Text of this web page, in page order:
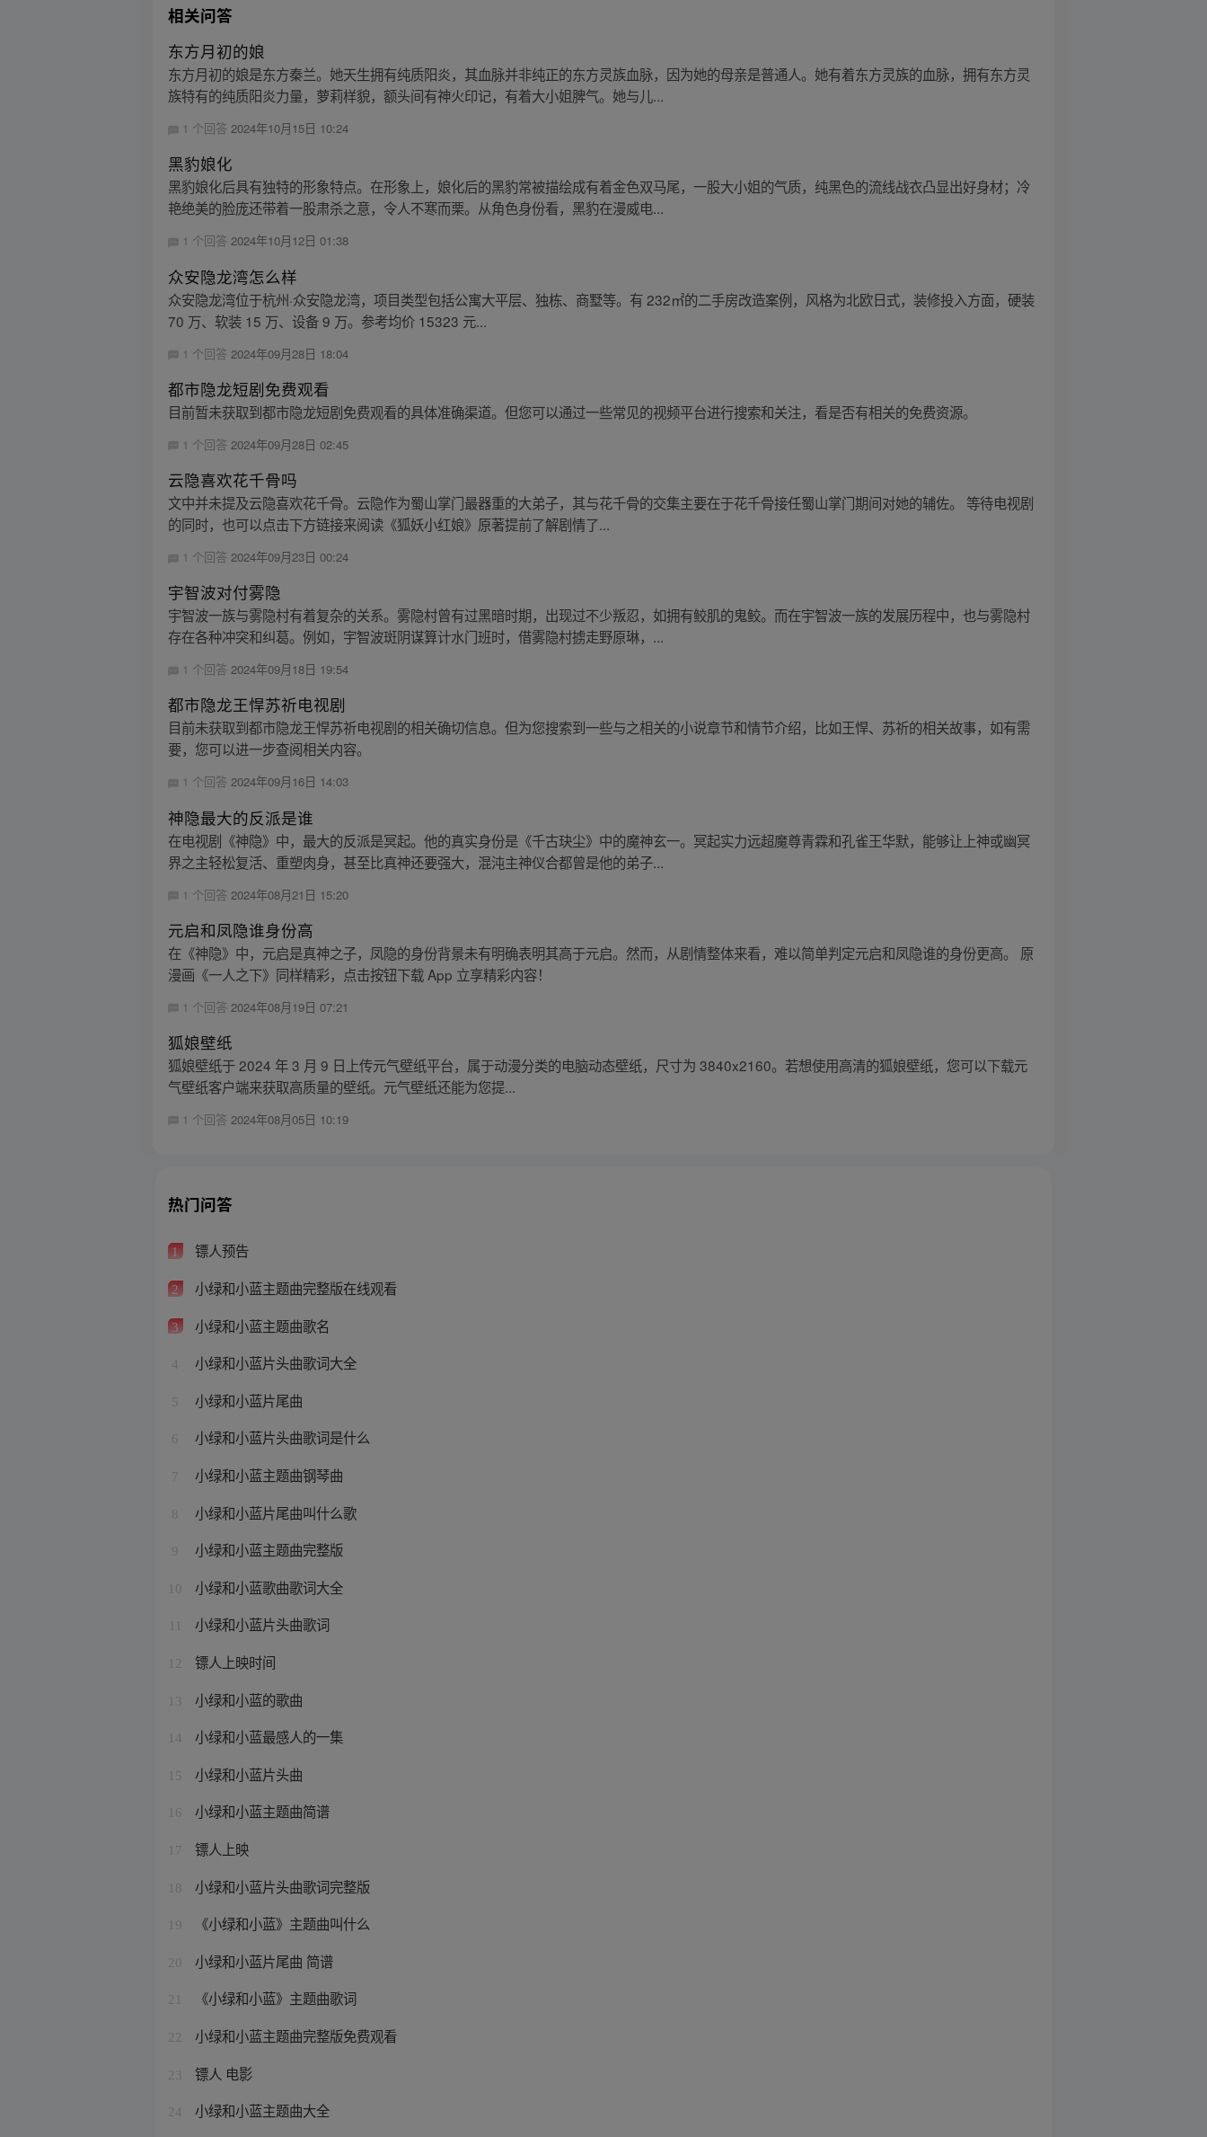
相关问答
东方月初的娘
东方月初的娘是东方秦兰。她天生拥有纯质阳炎，其血脉并非纯正的东方灵族血脉，因为她的母亲是普通人。她有着东方灵族的血脉，拥有东方灵
族特有的纯质阳炎力量，萝莉样貌，额头间有神火印记，有着大小姐脾气。她与儿...
1 个回答2024年10月15日 10:24
黑豹娘化
黑豹娘化后具有独特的形象特点。在形象上，娘化后的黑豹常被描绘成有着金色双马尾，一股大小姐的气质，纯黑色的流线战衣凸显出好身材；冷
艳绝美的脸庞还带着一股肃杀之意，令人不寒而栗。从角色身份看，黑豹在漫威电...
1 个回答2024年10月12日 01:38
众安隐龙湾怎么样
众安隐龙湾位于杭州·众安隐龙湾，项目类型包括公寓大平层、独栋、商墅等。有 232㎡的二手房改造案例，风格为北欧日式，装修投入方面，硬装
70 万、软装 15 万、设备 9 万。参考均价 15323 元...
1 个回答 2024年09月28日 18:04
都市隐龙短剧免费观看
目前暂未获取到都市隐龙短剧免费观看的具体准确渠道。但您可以通过一些常见的视频平台进行搜索和关注，看是否有相关的免费资源。
1 个回答 2024年09月28日 02:45
云隐喜欢花千骨吗
文中并未提及云隐喜欢花千骨。云隐作为蜀山掌门最器重的大弟子，其与花千骨的交集主要在于花千骨接任蜀山掌门期间对她的辅佐。 等待电视剧
的同时，也可以点击下方链接来阅读《狐妖小红娘》原著提前了解剧情了...
1 个回答2024年09月23日 00:24
宇智波对付雾隐
宇智波一族与雾隐村有着复杂的关系。雾隐村曾有过黑暗时期，出现过不少叛忍，如拥有鲛肌的鬼鲛。而在宇智波一族的发展历程中，也与雾隐村
存在各种冲突和纠葛。例如，宇智波斑阴谋算计水门班时，借雾隐村掳走野原琳，...
1 个回答2024年09月18日 19:54
都市隐龙王悍苏祈电视剧
目前未获取到都市隐龙王悍苏祈电视剧的相关确切信息。但为您搜索到一些与之相关的小说章节和情节介绍，比如王悍、苏祈的相关故事，如有需
要，您可以进一步查阅相关内容。
1 个回答2024年09月16日 14:03
神隐最大的反派是谁
在电视剧《神隐》中，最大的反派是冥起。他的真实身份是《千古玦尘》中的魔神玄一。冥起实力远超魔尊青霖和孔雀王华默，能够让上神或幽冥
界之主轻松复活、重塑肉身，甚至比真神还要强大，混沌主神仪合都曾是他的弟子...
1 个回答 2024年08月21日 15:20
元启和凤隐谁身份高
在《神隐》中，元启是真神之子，凤隐的身份背景未有明确表明其高于元启。然而，从剧情整体来看，难以简单判定元启和凤隐谁的身份更高。 原
漫画《一人之下》同样精彩，点击按钮下载 App 立享精彩内容！
1 个回答 2024年08月19日 07:21
狐娘壁纸
狐娘壁纸于 2024 年 3 月 9 日上传元气壁纸平台，属于动漫分类的电脑动态壁纸，尺寸为 3840x2160。若想使用高清的狐娘壁纸，您可以下载元
气壁纸客户端来获取高质量的壁纸。元气壁纸还能为您提...
1 个回答2024年08月05日 10:19
热门问答
1 镖人预告
2 小绿和小蓝主题曲完整版在线观看
3 小绿和小蓝主题曲歌名
4 小绿和小蓝片头曲歌词大全
5 小绿和小蓝片尾曲
6 小绿和小蓝片头曲歌词是什么
7 小绿和小蓝主题曲钢琴曲
8 小绿和小蓝片尾曲叫什么歌
9 小绿和小蓝主题曲完整版
10 小绿和小蓝歌曲歌词大全
小绿和小蓝片头曲歌词
12 镖人上映时间
13 小绿和小蓝的歌曲
14 小绿和小蓝最感人的一集
15 小绿和小蓝片头曲
16 小绿和小蓝主题曲简谱
17 镖人上映
18 小绿和小蓝片头曲歌词完整版
19 《小绿和小蓝》主题曲叫什么
20 小绿和小蓝片尾曲 简谱
21 《小绿和小蓝》主题曲歌词
22 小绿和小蓝主题曲完整版免费观看
23 镖人 电影
24 小绿和小蓝主题曲大全